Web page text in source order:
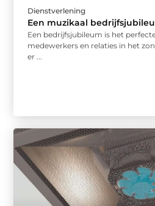
Dienstverlening
Een muzikaal
Een bedrijfsjubileum is het
medewerkers en relaties in het
er ...